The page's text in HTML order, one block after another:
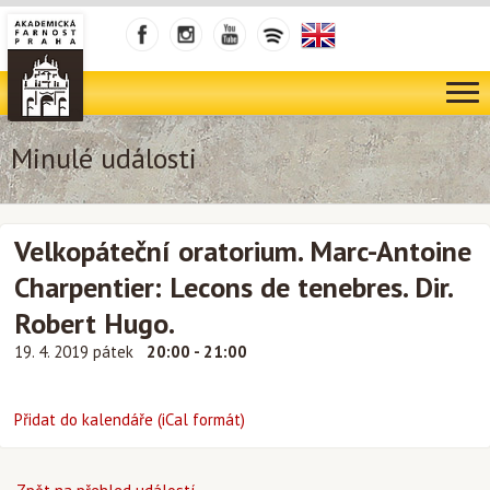
Minulé události
Velkopáteční oratorium. Marc-Antoine
Charpentier: Lecons de tenebres. Dir.
Robert Hugo.
19. 4. 2019 pátek 20:00 - 21:00
Přidat do kalendáře (iCal formát)